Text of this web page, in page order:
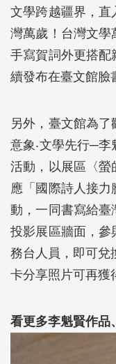
文學跨越疆界，直
灣萬歲！台灣文學
手寫賀詞外更搭配
續發布在臺文館臉
另外，臺文館為了
意象‧文學先行─
活動，以展區〈
應「國際詩人接
動，一同書寫給臺
投影展區牆面，參
務台人員，即可兌
卡分享照片可再獲
看更多李魁賢作品